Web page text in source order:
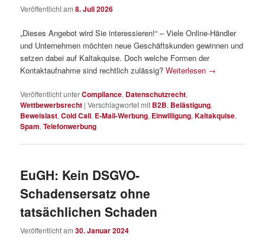
Veröffentlicht am8. Juli 2026
„Dieses Angebot wird Sie interessieren!“ – Viele Online-Händler
und Unternehmen möchten neue Geschäftskunden gewinnen und
setzen dabei auf Kaltakquise. Doch welche Formen der
Kontaktaufnahme sind rechtlich zulässig?Weiterlesen →
Veröffentlicht unterCompliance, Datenschutzrecht,
Wettbewerbsrecht |Verschlagwortet mit B2B, Belästigung,
Beweislast,Cold Call, E-Mail-Werbung, Einwilligung,Kaltakquise,
Spam,Telefonwerbung
EuGH: Kein DSGVO-
Schadensersatz ohne
tatsächlichen Schaden
Veröffentlicht am30. Januar 2024